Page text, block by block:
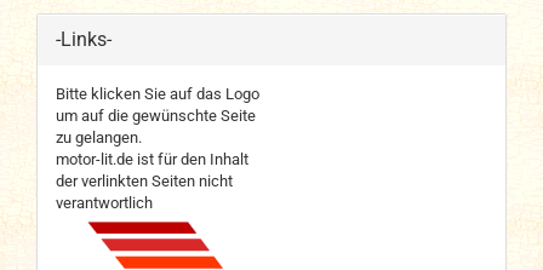
-Links-
Bitte klicken Sie auf das Logo
um auf die gewünschte Seite
zu gelangen.
motor-lit.de ist für den Inhalt
der verlinkten Seiten nicht
verantwortlich